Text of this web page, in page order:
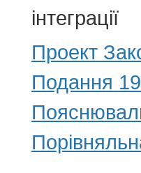
інтеграції
Проект
Подання